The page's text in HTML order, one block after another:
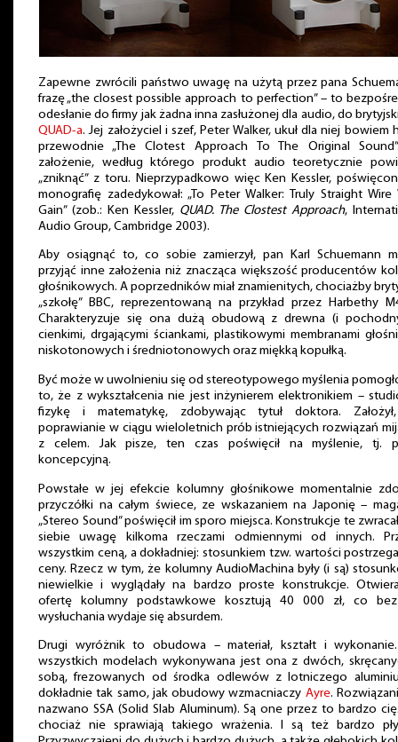
Zapewne zwrócili państwo uwagę na użytą przez pana
frazę „the closest possible approach to perfection” – to
odesłanie do firmy jak żadna inna zasłużonej dla audio, do
QUAD-a. Jej założyciel i szef, Peter Walker, ukuł dla niej bowiem
przewodnie „The Clotest Approach To The Original
założenie, według którego produkt audio teoretycznie
„zniknąć” z toru. Nieprzypadkowo więc Ken Kessler,
monografię zadedykował: „To Peter Walker: Truly Straight Wire
Gain” (zob.: Ken Kessler, QUAD. The Clostest Approach,
Audio Group, Cambridge 2003).
Aby osiągnąć to, co sobie zamierzył, pan Karl Schuemann
przyjąć inne założenia niż znacząca większość producentów
głośnikowych. A poprzedników miał znamienitych, chociażby
„szkołę” BBC, reprezentowaną na przykład przez Harbethy
Charakteryzuje się ona dużą obudową z drewna (i
cienkimi, drgającymi ściankami, plastikowymi membranami
niskotonowych i średniotonowych oraz miękką kopułką.
Być może w uwolnieniu się od stereotypowego myślenia
to, że z wykształcenia nie jest inżynierem elektronikiem –
fizykę i matematykę, zdobywając tytuł doktora.
poprawianie w ciągu wieloletnich prób istniejących rozwiązań
z celem. Jak pisze, ten czas poświęcił na myślenie, tj.
koncepcyjną.
Powstałe w jej efekcie kolumny głośnikowe momentalnie
przyczółki na całym świece, ze wskazaniem na Japonię –
„Stereo Sound” poświęcił im sporo miejsca. Konstrukcje te
siebie uwagę kilkoma rzeczami odmiennymi od innych.
wszystkim ceną, a dokładniej: stosunkiem tzw. wartości
ceny. Rzecz w tym, że kolumny AudioMachina były (i są)
niewielkie i wyglądały na bardzo proste konstrukcje.
ofertę kolumny podstawkowe kosztują 40 000 zł, co
wysłuchania wydaje się absurdem.
Drugi wyróżnik to obudowa – materiał, kształt i
wszystkich modelach wykonywana jest ona z dwóch,
sobą, frezowanych od środka odlewów z lotniczego
dokładnie tak samo, jak obudowy wzmacniaczy Ayre.
nazwano SSA (Solid Slab Aluminum). Są one przez to bardzo
chociaż nie sprawiają takiego wrażenia. I są też bardzo